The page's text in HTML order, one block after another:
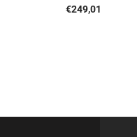
€249,01